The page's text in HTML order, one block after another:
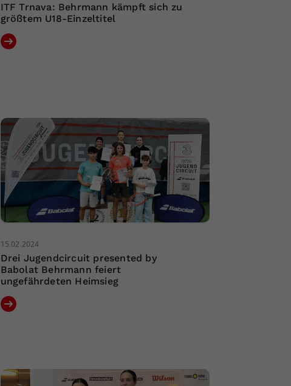
ITF Trnava: Behrmann kämpft sich zu
größtem U18-Einzeltitel
15.02.2024
Drei Jugendcircuit presented by
Babolat Behrmann feiert
ungefährdeten Heimsieg